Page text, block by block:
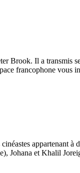
Brook. Il a transmis
francophone vous
appartenant à
Johana et Khalil